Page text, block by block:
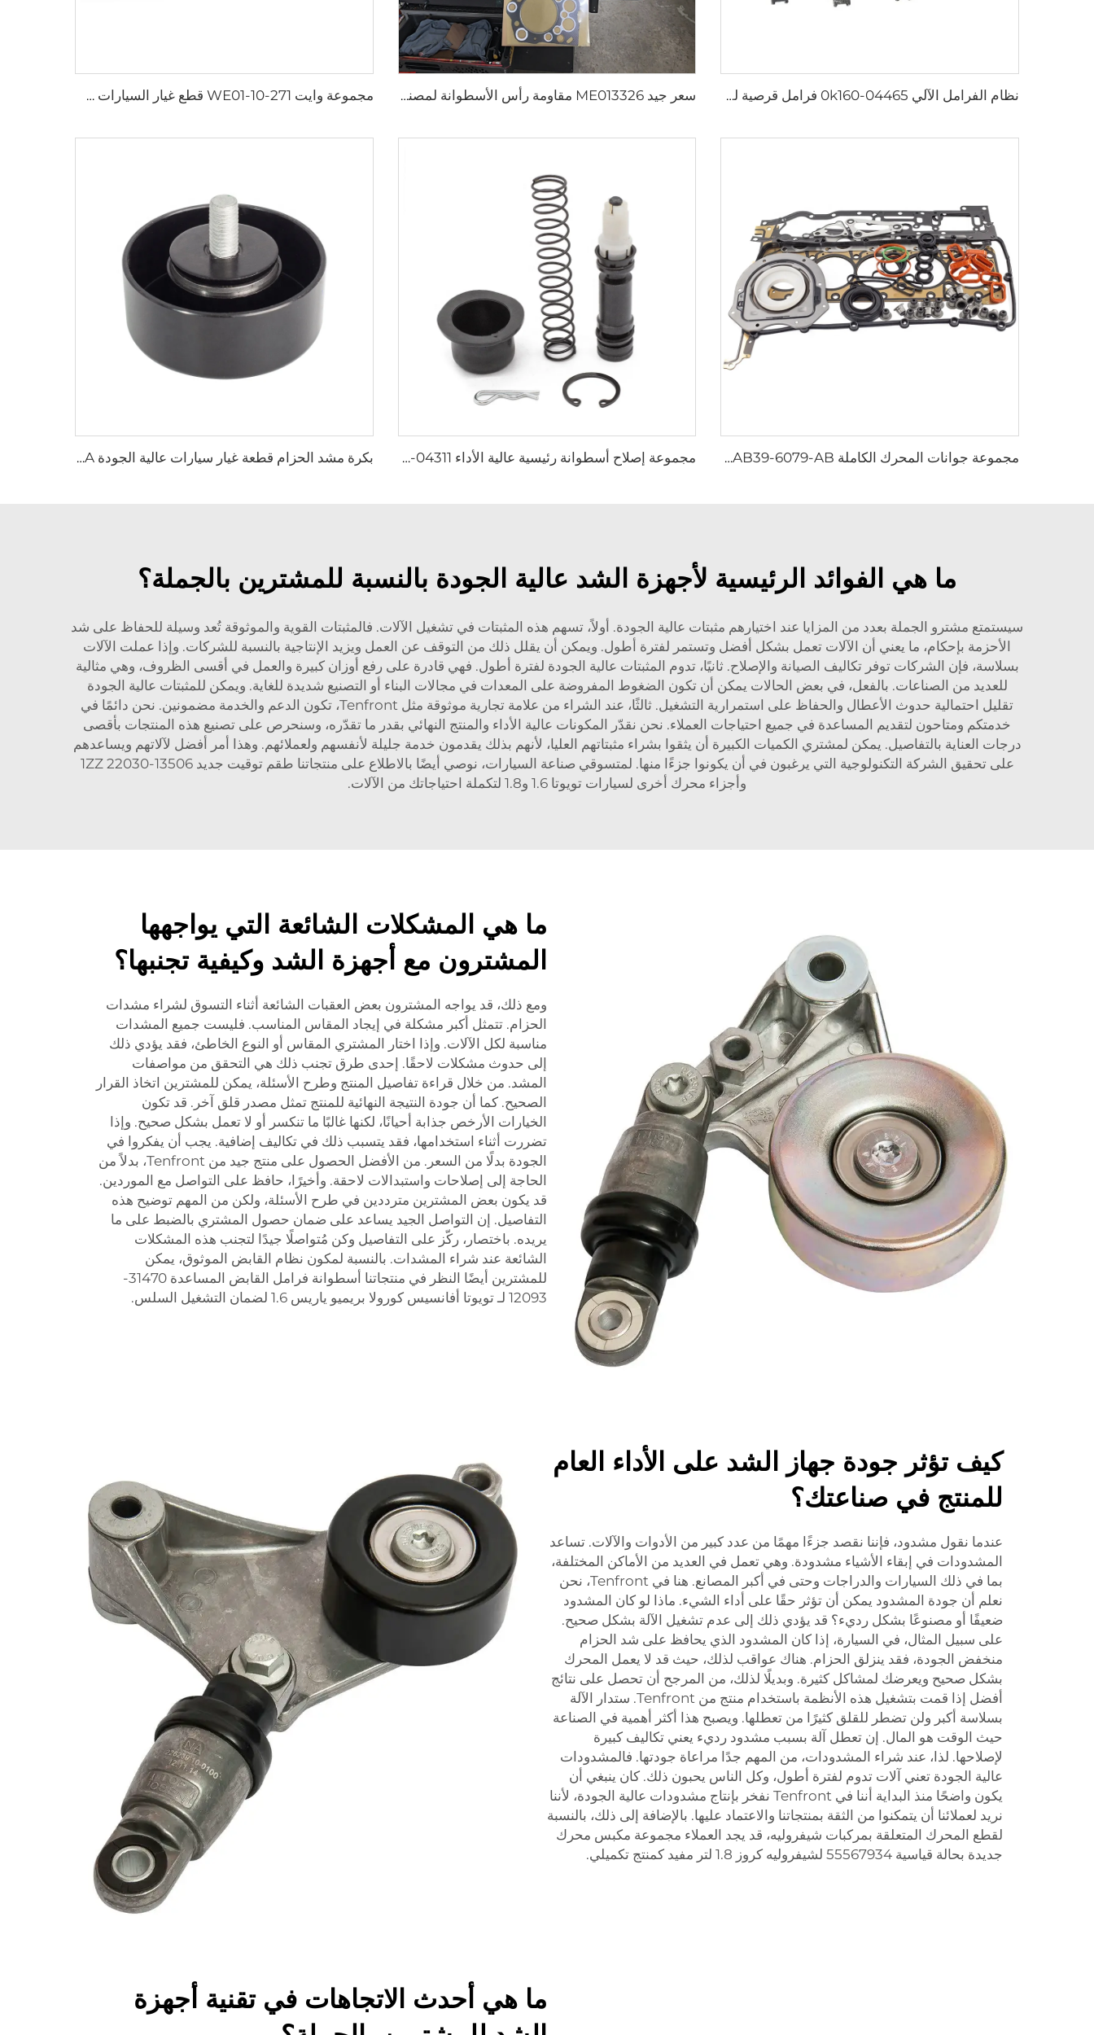
نظام الفرامل الآلي 04465-0k160 فرامل قرصية لسيارة TOYOTA HILUX 2004- سعر جيد ME013326 مقاومة رأس الأسطوانة لمصنع قطع الغيار 4D31 لمحرك MITSUBISHI مجموعة وايت WE01-10-271 قطع غيار السيارات طقم جلبة رأس الأسطوانة الكاملة مجموعة إصلاح لفورد مازدا 3.0
مجموعة جوانات المحرك الكاملة AB39-6079-AB، مجموعة جوانات الإصلاح الشاملة لسيارة Ford RANGER / Mazda BT-50 3.2L مجموعة إصلاح أسطوانة رئيسية عالية الأداء 04311-12060 لنظام نقل الحركة التلقائي TOYOTA بكرة مشد الحزام قطعة غيار سيارات عالية الجودة 68027602AA لسيارة فورد فيستا IV 1.3i
ما هي الفوائد الرئيسية لأجهزة الشد عالية الجودة بالنسبة للمشترين بالجملة؟
سيستمتع مشترو الجملة بعدد من المزايا عند اختيارهم مثبتات عالية الجودة. أولاً، تسهم هذه المثبتات في تشغيل الآلات. فالمثبتات القوية والموثوقة تُعد وسيلة للحفاظ على شد
الأحزمة بإحكام، ما يعني أن الآلات تعمل بشكل أفضل وتستمر لفترة أطول. ويمكن أن يقلل ذلك من التوقف عن العمل ويزيد الإنتاجية بالنسبة للشركات. وإذا عملت الآلات
بسلاسة، فإن الشركات توفر تكاليف الصيانة والإصلاح. ثانيًا، تدوم المثبتات عالية الجودة لفترة أطول. فهي قادرة على رفع أوزان كبيرة والعمل في أقسى الظروف، وهي مثالية
للعديد من الصناعات. بالفعل، في بعض الحالات يمكن أن تكون الضغوط المفروضة على المعدات في مجالات البناء أو التصنيع شديدة للغاية. ويمكن للمثبتات عالية الجودة
تقليل احتمالية حدوث الأعطال والحفاظ على استمرارية التشغيل. ثالثًا، عند الشراء من علامة تجارية موثوقة مثل Tenfront، تكون الدعم والخدمة مضمونين. نحن دائمًا في
خدمتكم ومتاحون لتقديم المساعدة في جميع احتياجات العملاء. نحن نقدّر المكونات عالية الأداء والمنتج النهائي بقدر ما تقدّره، وسنحرص على تصنيع هذه المنتجات بأقصى
درجات العناية بالتفاصيل. يمكن لمشتري الكميات الكبيرة أن يثقوا بشراء مثبتاتهم العليا، لأنهم بذلك يقدمون خدمة جليلة لأنفسهم ولعملائهم. وهذا أمر أفضل لآلاتهم ويساعدهم
على تحقيق الشركة التكنولوجية التي يرغبون في أن يكونوا جزءًا منها. لمتسوقي صناعة السيارات، نوصي أيضًا بالاطلاع على منتجاتنا
طقم توقيت جديد 13506-22030 1ZZ
وأجزاء محرك أخرى لسيارات تويوتا 1.6 و1.8
لتكملة احتياجاتك من الآلات.
ما هي المشكلات الشائعة التي يواجهها
المشترون مع أجهزة الشد وكيفية تجنبها؟
ومع ذلك، قد يواجه المشترون بعض العقبات الشائعة أثناء التسوق لشراء مشدات
الحزام. تتمثل أكبر مشكلة في إيجاد المقاس المناسب. فليست جميع المشدات
مناسبة لكل الآلات. وإذا اختار المشتري المقاس أو النوع الخاطئ، فقد يؤدي ذلك
إلى حدوث مشكلات لاحقًا. إحدى طرق تجنب ذلك هي التحقق من مواصفات
المشد. من خلال قراءة تفاصيل المنتج وطرح الأسئلة، يمكن للمشترين اتخاذ القرار
الصحيح. كما أن جودة النتيجة النهائية للمنتج تمثل مصدر قلق آخر. قد تكون
الخيارات الأرخص جذابة أحيانًا، لكنها غالبًا ما تنكسر أو لا تعمل بشكل صحيح. وإذا
تضررت أثناء استخدامها، فقد يتسبب ذلك في تكاليف إضافية. يجب أن يفكروا في
الجودة بدلًا من السعر. من الأفضل الحصول على منتج جيد من Tenfront، بدلاً من
الحاجة إلى إصلاحات واستبدالات لاحقة. وأخيرًا، حافظ على التواصل مع الموردين.
قد يكون بعض المشترين مترددين في طرح الأسئلة، ولكن من المهم توضيح هذه
التفاصيل. إن التواصل الجيد يساعد على ضمان حصول المشتري بالضبط على ما
يريده. باختصار، ركّز على التفاصيل وكن مُتواصلًا جيدًا لتجنب هذه المشكلات
الشائعة عند شراء المشدات. بالنسبة لمكون نظام القابض الموثوق، يمكن
للمشترين أيضًا النظر في منتجاتنا
أسطوانة فرامل القابض المساعدة 31470-
12093 لـ تويوتا أفانسيس كورولا بريميو ياريس 1.6
لضمان التشغيل السلس.
كيف تؤثر جودة جهاز الشد على الأداء العام
للمنتج في صناعتك؟
عندما نقول مشدود، فإننا نقصد جزءًا مهمًا من عدد كبير من الأدوات والآلات. تساعد
المشدودات في إبقاء الأشياء مشدودة. وهي تعمل في العديد من الأماكن المختلفة،
بما في ذلك السيارات والدراجات وحتى في أكبر المصانع. هنا في Tenfront، نحن
نعلم أن جودة المشدود يمكن أن تؤثر حقًا على أداء الشيء. ماذا لو كان المشدود
ضعيفًا أو مصنوعًا بشكل رديء؟ قد يؤدي ذلك إلى عدم تشغيل الآلة بشكل صحيح.
على سبيل المثال، في السيارة، إذا كان المشدود الذي يحافظ على شد الحزام
منخفض الجودة، فقد ينزلق الحزام. هناك عواقب لذلك، حيث قد لا يعمل المحرك
بشكل صحيح ويعرضك لمشاكل كثيرة. وبديلًا لذلك، من المرجح أن تحصل على نتائج
أفضل إذا قمت بتشغيل هذه الأنظمة باستخدام منتج من Tenfront. ستدار الآلة
بسلاسة أكبر ولن تضطر للقلق كثيرًا من تعطلها. ويصبح هذا أكثر أهمية في الصناعة
حيث الوقت هو المال. إن تعطل آلة بسبب مشدود رديء يعني تكاليف كبيرة
لإصلاحها. لذا، عند شراء المشدودات، من المهم جدًا مراعاة جودتها. فالمشدودات
عالية الجودة تعني آلات تدوم لفترة أطول، وكل الناس يحبون ذلك. كان ينبغي أن
يكون واضحًا منذ البداية أننا في Tenfront نفخر بإنتاج مشدودات عالية الجودة، لأننا
نريد لعملائنا أن يتمكنوا من الثقة بمنتجاتنا والاعتماد عليها. بالإضافة إلى ذلك، بالنسبة
لقطع المحرك المتعلقة بمركبات شيفروليه، قد يجد العملاء مجموعة مكبس محرك
جديدة بحالة قياسية 55567934 لشيفروليه كروز 1.8 لتر
مفيد كمنتج تكميلي.
ما هي أحدث الاتجاهات في تقنية أجهزة